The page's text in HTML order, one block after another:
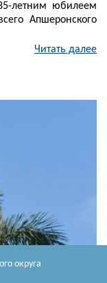
округа
летним юбилеем
Апшеронского
Читать далее